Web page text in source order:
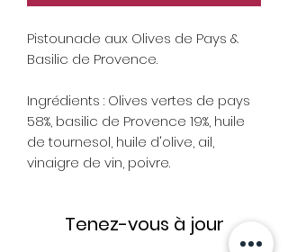
Pistounade aux Olives de Pays &
Basilic de Provence.
Ingrédients : Olives vertes de pays
58%, basilic de Provence 19%, huile
de tournesol, huile d'olive, ail,
vinaigre de vin, poivre.
Tenez-vous à jour